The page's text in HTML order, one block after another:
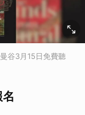
谷3月15日免費聽